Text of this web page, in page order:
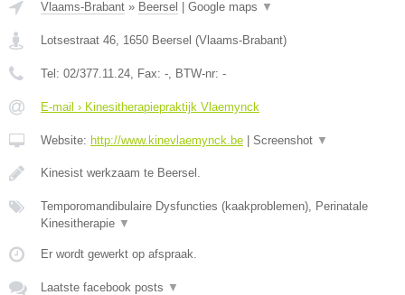
Vlaams-Brabant » Beersel Google maps ▼
Lotsestraat 46, 1650 Beersel (Vlaams-Brabant)
Tel: 02/377.11.24, Fax: -, BTW-nr: -
E-mail › Kinesitherapiepraktijk Vlaemynck
Website: http://www.kinevlaemynck.be Screenshot ▼
Kinesist werkzaam te Beersel.
Temporomandibulaire Dysfuncties (kaakproblemen), Perinatale
Kinesitherapie ▼
Er wordt gewerkt op afspraak.
Laatste facebook posts ▼